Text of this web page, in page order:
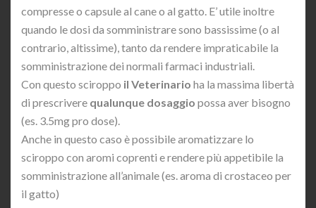
compresse o capsule al cane o al gatto. E’ utile inoltre
quando le dosi da somministrare sono bassissime (o al
contrario, altissime), tanto da rendere impraticabile la
somministrazione dei normali farmaci industriali.
Con questo sciroppo il Veterinario ha la massima libertà
di prescrivere qualunque dosaggio possa aver bisogno
(es. 3.5mg pro dose).
Anche in questo caso è possibile aromatizzare lo
sciroppo con aromi coprenti e rendere più appetibile la
somministrazione all’animale (es. aroma di crostaceo per
il gatto)